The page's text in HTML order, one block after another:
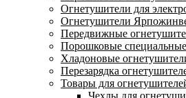
Огнетушители для
Огнетушители
Передвижные
Порошковые
Хладоновые
Перезарядка
Товары для
Чехлы для